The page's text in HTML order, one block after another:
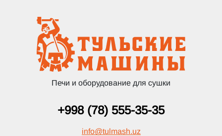
Печи и оборудование для сушки
+998 (78) 555-35-35
info@tulmash.uz